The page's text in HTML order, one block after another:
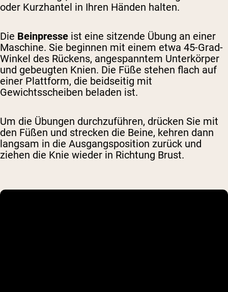
oder Kurzhantel in Ihren Händen halten.
Die Beinpresse ist eine sitzende Übung an einer
Maschine. Sie beginnen mit einem etwa 45-Grad-
Winkel des Rückens, angespanntem Unterkörper
und gebeugten Knien. Die Füße stehen flach auf
einer Plattform, die beidseitig mit
Gewichtsscheiben beladen ist.
Um die Übungen durchzuführen, drücken Sie mit
den Füßen und strecken die Beine, kehren dann
langsam in die Ausgangsposition zurück und
ziehen die Knie wieder in Richtung Brust.